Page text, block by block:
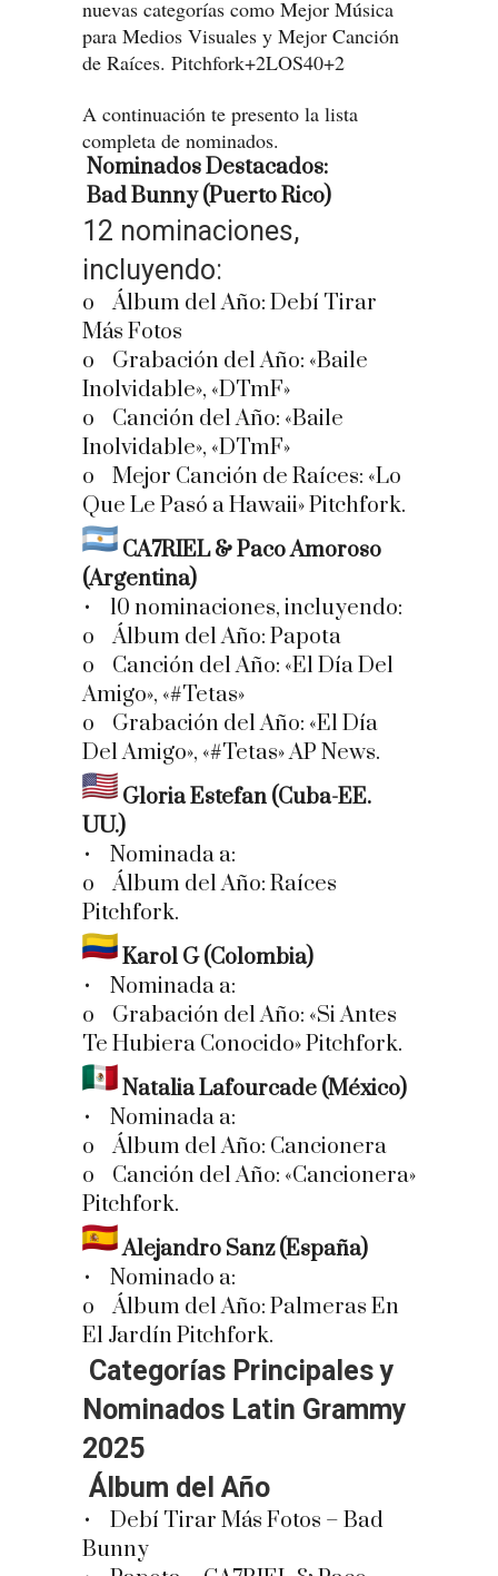
nuevas categorías como Mejor Música
para Medios Visuales y Mejor Canción
de Raíces. Pitchfork+2LOS40+2
A continuación te presento la lista
completa de nominados.
Nominados Destacados:
Bad Bunny (Puerto Rico)
12 nominaciones,
incluyendo:
o Álbum del Año: Debí Tirar
Más Fotos
o Grabación del Año: «Baile
Inolvidable», «DTmF»
o Canción del Año: «Baile
Inolvidable», «DTmF»
o Mejor Canción de Raíces: «Lo
Que Le Pasó a Hawaii» Pitchfork.
CA7RIEL & Paco Amoroso
(Argentina)
• 10 nominaciones, incluyendo:
o Álbum del Año: Papota
o Canción del Año: «El Día Del
Amigo», «#Tetas»
o Grabación del Año: «El Día
Del Amigo», «#Tetas» AP News.
Gloria Estefan (Cuba-EE.
UU.)
• Nominada a:
o Álbum del Año: Raíces
Pitchfork.
Karol G (Colombia)
• Nominada a:
o Grabación del Año: «Si Antes
Te Hubiera Conocido» Pitchfork.
Natalia Lafourcade (México)
• Nominada a:
o Álbum del Año: Cancionera
o Canción del Año: «Cancionera»
Pitchfork.
Alejandro Sanz (España)
• Nominado a:
o Álbum del Año: Palmeras En
El Jardín Pitchfork.
Categorías Principales y
Nominados Latin Grammy
2025
Álbum del Año
• Debí Tirar Más Fotos – Bad
Bunny